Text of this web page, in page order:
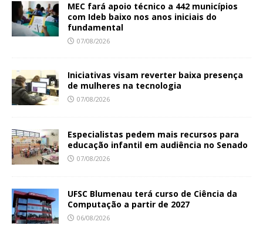
MEC fará apoio técnico a 442 municípios
com Ideb baixo nos anos iniciais do
fundamental
07/08/2026
Iniciativas visam reverter baixa presença
de mulheres na tecnologia
07/08/2026
Especialistas pedem mais recursos para
educação infantil em audiência no Senado
07/08/2026
UFSC Blumenau terá curso de Ciência da
Computação a partir de 2027
06/08/2026